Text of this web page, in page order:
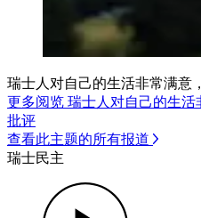
瑞士人对自己的生活非常满意
更多阅览 瑞士人对自己的生
批评
查看此主题的所有报道
瑞士民主